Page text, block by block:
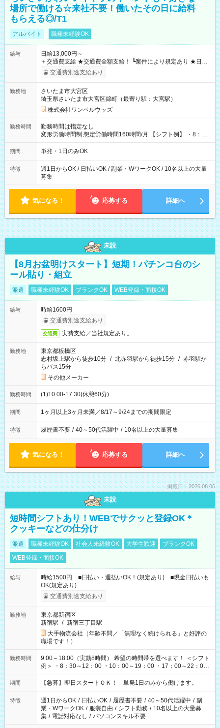
場所で働ける☆来社不要！働いたその日に給料
もらえる◎/T1
アルバイト 職種未経験OK
給与
日給13,000円～
＋交通費支給 ★交通費全額支給！ ┗案件により規定あり ★日払
いOK！（規定あり） ┗働いたその日に現金GET♪ お仕事後はコ
ンビニATMから 日払い分を引き落とせます！ 【試用期間】試
交通費別途支給あり
勤務地
さいたま市大宮区
埼玉県さいたま市大宮区錦町（最寄り駅：大宮駅）
株式会社ワンベルウッズ
勤務時間
勤務時間は指定なし
変形労働時間制 想定労働時間160時間/月 【シフト例】 ・8：00
～21：00
期間 単発・1日のみOK
特徴
週1日からOK / 日払いOK / 副業・WワークOK / 10名以上の大量
募集
気になる！ 応募する 詳細へ
未読
【8月お盆明けスタート】短期！パチンコ台のシ
ール貼り・組立
派遣 職種未経験OK ブランクOK WEB登録・面接OK
給与
時給1600円
交通費別途支給あり
交通費 実費支給／当社規定あり。
勤務地
東京都板橋区
志村坂上駅から徒歩10分 / 北赤羽駅から徒歩15分 / 赤羽駅か
らバス15分
その他メーカー
勤務時間 (1)10:00-17:30(休憩60分)
期間 1ヶ月以上3ヶ月未満／8/17～9/24までの期間限定
特徴 履歴書不要 / 40～50代活躍中 / 10名以上の大量募集
気になる！ 応募する 詳細へ
掲載日：2026.08.06
未読
短時間シフトあり！WEBでサクッと登録OK＊
クッキーなどの仕分け
派遣 職種未経験OK 社会人未経験OK 大学生歓迎
ブランクOK
WEB登録・面接OK
給与
時給1500円 ■日払い・週払いOK！(規定あり) ■現金日払いも
OK(規定あり)
交通費別途支給あり
勤務地
東京都新宿区
新宿駅 / 新宿三丁目駅
大手物流会社（年齢不問／「無理なく続けられる」と好評の
職場です！）
勤務時間
9:00～18:00（実動8時間） 希望の時間帯を選べます！ ＜シフト
例＞ ・8：30～12：00 ・10：00～19：00 ・17：00～22：00
・13：00～22：00 ・22：00～翌6：00 など
期間 【急募】即日スタートＯＫ！ 単発1日のみから働けます。
特徴 週1日からOK / 日払いOK / 履歴書不要 / 40～50代活躍中 / 副
業・WワークOK / 服装自由 / シフト勤務 / 10名以上の大量募
集 / 電話対応なし / パソコンスキル不要